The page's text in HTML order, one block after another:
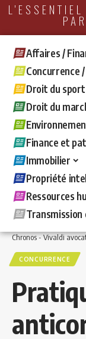
Affaires /
Concurrence
Droit du
Droit du
Finance et
Immobilier
Propriété
Ressources
Transmission
Chronos - Vivaldi
CONCURRENCE